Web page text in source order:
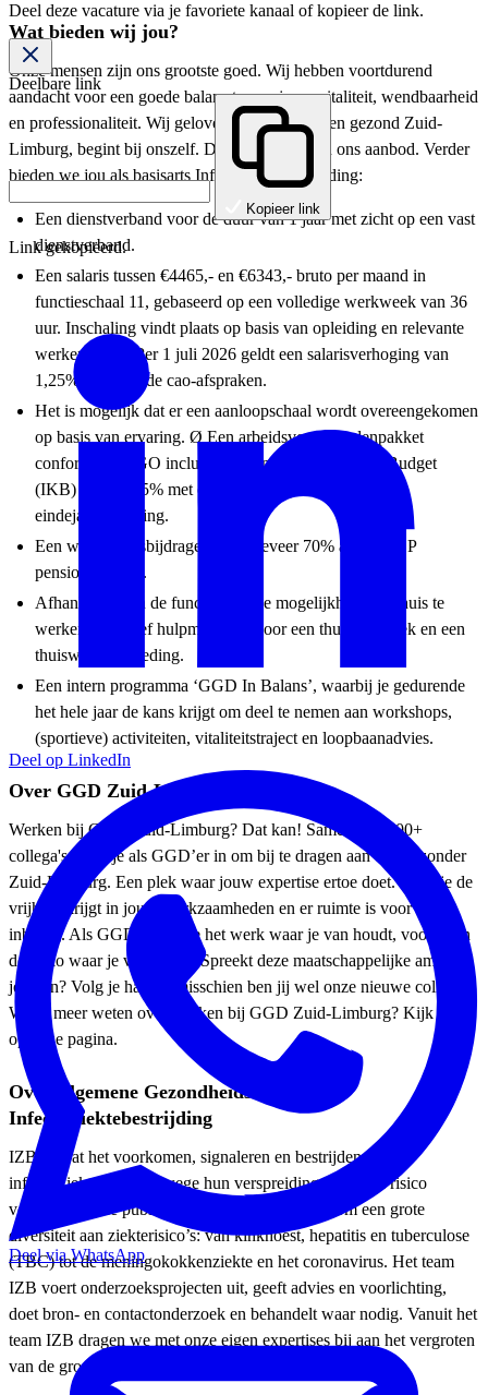
Wat bieden wij jou?
Onze mensen zijn ons grootste goed. Wij hebben voortdurend
aandacht voor een goede balans tussen jouw vitaliteit, wendbaarheid
en professionaliteit. Wij geloven namelijk dat een gezond Zuid-
Limburg, begint bij onszelf. Dat is de basis van ons aanbod. Verder
bieden we jou als basisarts Infectieziektebestrijding:
Een dienstverband voor de duur van 1 jaar met zicht op een vast
dienstverband.
Een salaris tussen €4465,- en €6343,- bruto per maand in
functieschaal 11, gebaseerd op een volledige werkweek van 36
uur. Inschaling vindt plaats op basis van opleiding en relevante
werkervaring. Per 1 juli 2026 geldt een salarisverhoging van
1,25% conform de cao-afspraken.
Het is mogelijk dat er een aanloopschaal wordt overeengekomen
op basis van ervaring. Ø Een arbeidsvoorwaardenpakket
conform cao SGO inclusief een Individueel Keuze Budget
(IKB) van 17,05% met o.a. vakantiegeld en een
eindejaarsuitkering.
Een werkgeversbijdrage van ongeveer 70% aan je ABP
pensioenpremie.
Afhankelijk van de functie is er de mogelijkheid om thuis te
werken, inclusief hulpmiddelen voor een thuiswerkplek en een
thuiswerkvergoeding.
Een intern programma ‘GGD In Balans’, waarbij je gedurende
het hele jaar de kans krijgt om deel te nemen aan workshops,
(sportieve) activiteiten, vitaliteitstraject en loopbaanadvies.
Over GGD Zuid-Limburg
Werken bij GGD Zuid-Limburg? Dat kan! Samen met 600+
collega's zet je je als GGD’er in om bij te dragen aan een gezonder
Zuid-Limburg. Een plek waar jouw expertise ertoe doet. Waar je de
vrijheid krijgt in jouw werkzaamheden en er ruimte is voor eigen
inbreng. Als GGD’er doe je het werk waar je van houdt, voor én in
de regio waar je van houdt. Spreekt deze maatschappelijke ambitie
jou aan? Volg je hart en misschien ben jij wel onze nieuwe collega.
Wil je meer weten over werken bij GGD Zuid-Limburg? Kijk dan
op onze pagina.
Over Algemene Gezondheidszorg /
Infectieziektebestrijding
IZB omvat het voorkomen, signaleren en bestrijden van
infectieziekten die vanwege hun verspreidingskans een risico
vormen voor de publieke gezondheid. Het gaat om een grote
diversiteit aan ziekterisico’s: van kinkhoest, hepatitis en tuberculose
(TBC) tot de meningokokkenziekte en het coronavirus. Het team
IZB voert onderzoeksprojecten uit, geeft advies en voorlichting,
doet bron- en contactonderzoek en behandelt waar nodig. Vanuit het
team IZB dragen we met onze eigen expertises bij aan het vergroten
van de groep gezonde mensen in Zuid-Limburg.
Deel deze vacature via je favoriete kanaal of kopieer de link.
Deelbare link
Kopieer link
Link gekopieerd.
Deel op LinkedIn
Deel via WhatsApp